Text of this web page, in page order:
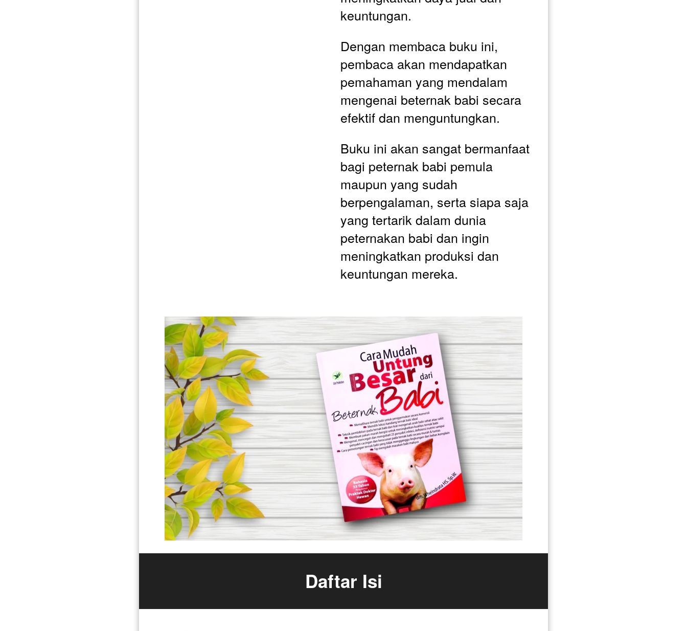
keuntungan.
Dengan membaca buku ini,
pembaca akan mendapatkan
pemahaman yang mendalam
mengenai beternak babi secara
efektif dan menguntungkan.
Buku ini akan sangat bermanfaat
bagi peternak babi pemula
maupun yang sudah
berpengalaman, serta siapa saja
yang tertarik dalam dunia
peternakan babi dan ingin
meningkatkan produksi dan
keuntungan mereka.
Daftar Isi